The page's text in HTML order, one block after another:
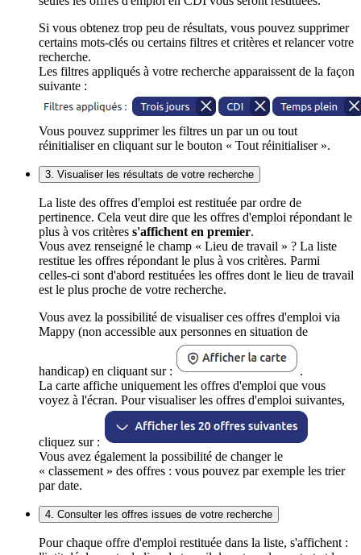
Si vous obtenez trop peu de résultats, vous pouvez supprimer
certains mots-clés ou certains filtres et critères et relancer votre
recherche.
Les filtres appliqués à votre recherche apparaissent de la façon
suivante :
Vous pouvez supprimer les filtres un par un ou tout
réinitialiser en cliquant sur le bouton « Tout réinitialiser ».
3. Visualiser les résultats de votre recherche
La liste des offres d'emploi est restituée par ordre de
pertinence. Cela veut dire que les offres d'emploi répondant le
plus à vos critères s'affichent en premier.
Vous avez renseigné le champ « Lieu de travail » ? La liste
restitue les offres répondant le plus à vos critères. Parmi
celles-ci sont d'abord restituées les offres dont le lieu de travail
est le plus proche de votre recherche.
Vous avez la possibilité de visualiser ces offres d'emploi via
Mappy (non accessible aux personnes en situation de
handicap) en cliquant sur :
.
La carte affiche uniquement les offres d'emploi que vous
voyez à l'écran. Pour visualiser les offres d'emploi suivantes,
cliquez sur :
Vous avez également la possibilité de changer le
« classement » des offres : vous pouvez par exemple les trier
par date.
4. Consulter les offres issues de votre recherche
Pour chaque offre d'emploi restituée dans la liste, s'affichent :